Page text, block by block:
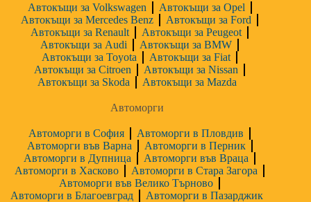
Автокъщи за Volkswagen
Автокъщи за Opel
Автокъщи за Mercedes Benz
Автокъщи за Ford
Автокъщи за Renault
Автокъщи за Peugeot
Автокъщи за Audi
Автокъщи за BMW
Автокъщи за Toyota
Автокъщи за Fiat
Автокъщи за Citroen
Автокъщи за Nissan
Автокъщи за Skoda
Автокъщи за Mazda
Автоморги
Автоморги в София
Автоморги в Пловдив
Автоморги във Варна
Автоморги в Перник
Автоморги в Дупница
Автоморги във Враца
Автоморги в Хасково
Автоморги в Стара Загора
Автоморги във Велико Търново
Автоморги в Благоевград
Автоморги в Пазарджик